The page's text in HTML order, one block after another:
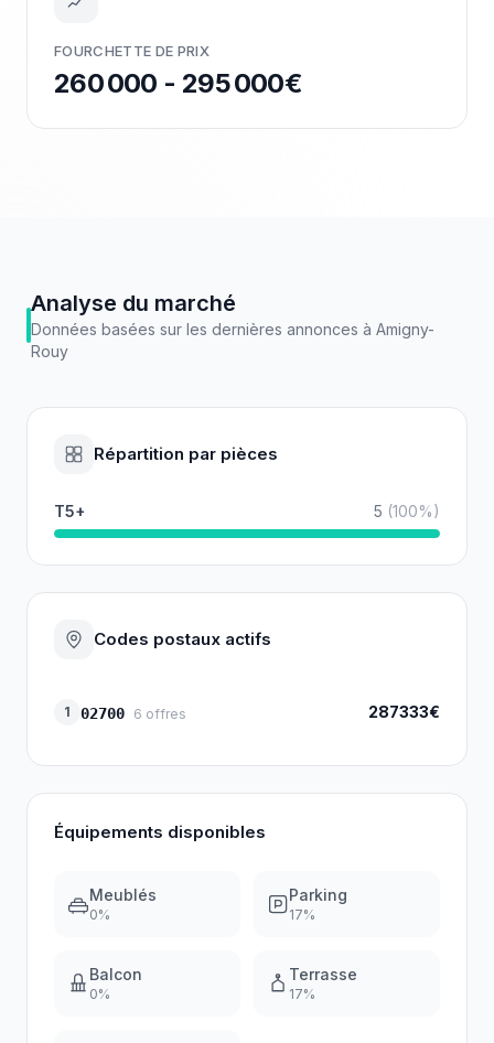
FOURCHETTE DE PRIX
260 000 - 295 000€
Analyse du marché
Données basées sur les dernières annonces à Amigny-
Rouy
Répartition par pièces
T5+ 5 (100%)
Codes postaux actifs
1 02700 6 offres 287333€
Équipements disponibles
Meublés
0%
Parking
17%
Balcon
0%
Terrasse
17%